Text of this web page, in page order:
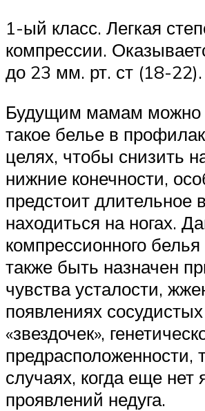
1-ый класс. Легкая
компрессии.
до 23 мм. рт. ст (18-22).
Будущим мамам можно
такое белье в
целях, чтобы снизить
нижние конечности,
предстоит длительное
находиться на ногах.
компрессионного
также быть назначен
чувства усталости,
появлениях сосудистых
«звездочек»,
предрасположенности,
случаях, когда еще нет
проявлений недуга.